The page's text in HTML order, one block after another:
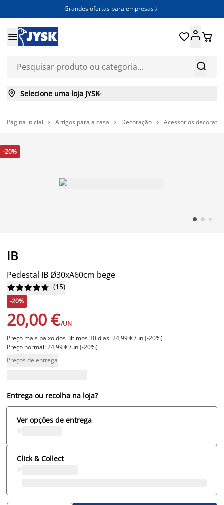
Grandes ofertas para empresas 


 
 Selecione uma loja JYSK
Página inicial  Artigos para a casa  Decoração  Acessórios
-20%
IB
Pedestal IB Ø30xA60cm bege





 (15)
-20%
20,00 €/UN
Preço mais baixo dos últimos 30 dias: 24,99 € /un (-20%)
Preço normal: 24,99 € /un (-20%)
Preços de entrega
Entrega ou recolha na loja?
Ver opções de entrega
Click & Collect